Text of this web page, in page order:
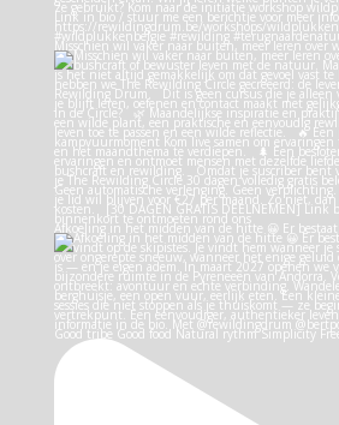
Misschien wil vaker naar buiten, meer leren over
Afkoeling in het midden van de hitte 😀 Er bestaat
Good tribe Good food Natural rythm Simplicity